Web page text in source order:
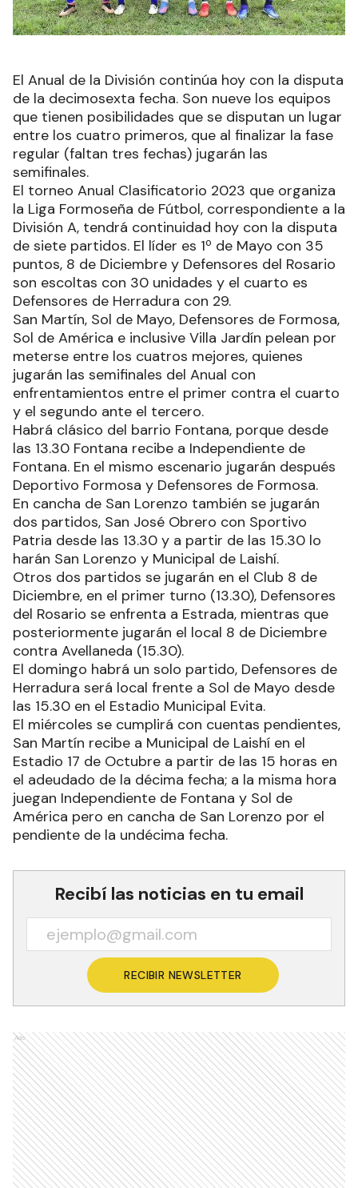
El Anual de la División continúa hoy con la disputa
de la decimosexta fecha. Son nueve los equipos
que tienen posibilidades que se disputan un lugar
entre los cuatro primeros, que al finalizar la fase
regular (faltan tres fechas) jugarán las
semifinales.
El torneo Anual Clasificatorio 2023 que organiza
la Liga Formoseña de Fútbol, correspondiente a la
División A, tendrá continuidad hoy con la disputa
de siete partidos. El líder es 1º de Mayo con 35
puntos, 8 de Diciembre y Defensores del Rosario
son escoltas con 30 unidades y el cuarto es
Defensores de Herradura con 29.
San Martín, Sol de Mayo, Defensores de Formosa,
Sol de América e inclusive Villa Jardín pelean por
meterse entre los cuatros mejores, quienes
jugarán las semifinales del Anual con
enfrentamientos entre el primer contra el cuarto
y el segundo ante el tercero.
Habrá clásico del barrio Fontana, porque desde
las 13.30 Fontana recibe a Independiente de
Fontana. En el mismo escenario jugarán después
Deportivo Formosa y Defensores de Formosa.
En cancha de San Lorenzo también se jugarán
dos partidos, San José Obrero con Sportivo
Patria desde las 13.30 y a partir de las 15.30 lo
harán San Lorenzo y Municipal de Laishí.
Otros dos partidos se jugarán en el Club 8 de
Diciembre, en el primer turno (13.30), Defensores
del Rosario se enfrenta a Estrada, mientras que
posteriormente jugarán el local 8 de Diciembre
contra Avellaneda (15.30).
El domingo habrá un solo partido, Defensores de
Herradura será local frente a Sol de Mayo desde
las 15.30 en el Estadio Municipal Evita.
El miércoles se cumplirá con cuentas pendientes,
San Martín recibe a Municipal de Laishí en el
Estadio 17 de Octubre a partir de las 15 horas en
el adeudado de la décima fecha; a la misma hora
juegan Independiente de Fontana y Sol de
América pero en cancha de San Lorenzo por el
pendiente de la undécima fecha.
Recibí las noticias en tu email
RECIBIR NEWSLETTER
Ads